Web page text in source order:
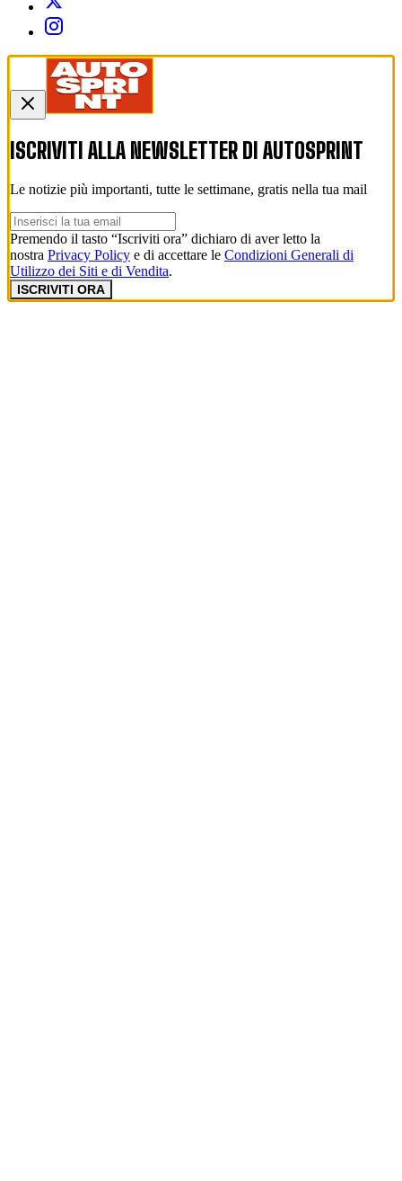
ISCRIVITI ALLA NEWSLETTER DI AUTOSPRINT
Le notizie più importanti, tutte le settimane, gratis nella tua mail
Premendo il tasto “Iscriviti ora” dichiaro di aver letto la
nostra Privacy Policy e di accettare le Condizioni Generali di
Utilizzo dei Siti e di Vendita.
ISCRIVITI ORA